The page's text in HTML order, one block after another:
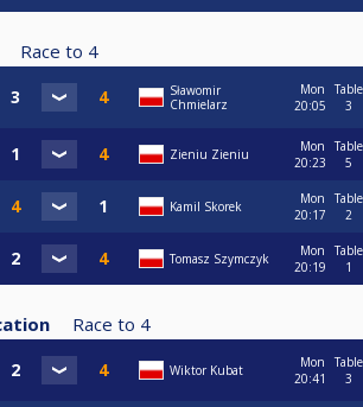
Race to 4
Sławomir
Chmielarz
Mon
20:05
Table
3
Zieniu Zieniu
Mon
20:23
Table
5
Kamil Skorek
Mon
20:17
Table
2
Tomasz Szymczyk
Mon
20:19
Table
1
Race to 4
Wiktor Kubat
Mon
20:41
Table
3